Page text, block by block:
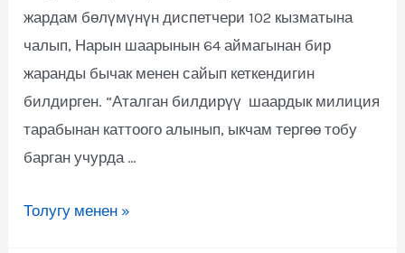
жардам бөлүмүнүн диспетчери 102 кызматына
чалып, Нарын шаарынын 64 аймагынан бир
жаранды бычак менен сайып кеткендигин
билдирген. “Аталган билдирүү шаардык милиция
тарабынан каттоого алынып, ыкчам тергөө тобу
барган учурда …
Толугу менен »